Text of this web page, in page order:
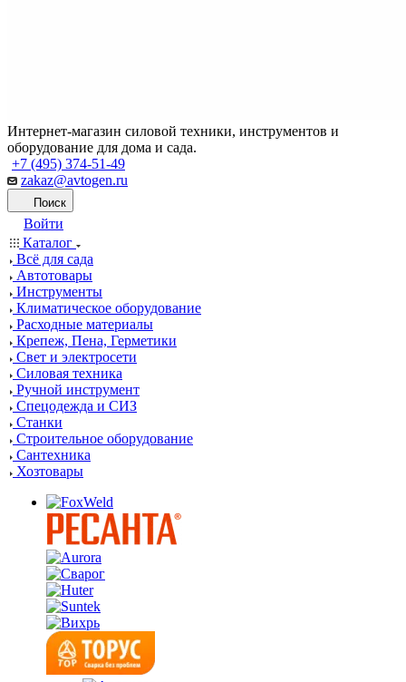
Интернет-магазин силовой техники, инструментов и
оборудование для дома и сада.
+7 (495) 374-51-49
zakaz@avtogen.ru
Поиск
Войти
Каталог
Всё для сада
Автотовары
Инструменты
Климатическое оборудование
Расходные материалы
Крепеж, Пена, Герметики
Свет и электросети
Силовая техника
Ручной инструмент
Спецодежда и СИЗ
Станки
Строительное оборудование
Сантехника
Хозтовары